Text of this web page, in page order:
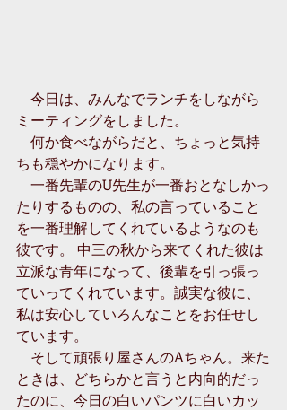
今日は、みんなでランチをしながら
ミーティングをしました。
何か食べながらだと、ちょっと気持
ちも穏やかになります。
一番先輩のU先生が一番おとなしかっ
たりするものの、私の言っていること
を一番理解してくれているようなのも
彼です。 中三の秋から来てくれた彼は
立派な青年になって、後輩を引っ張っ
ていってくれています。誠実な彼に、
私は安心していろんなことをお任せし
ています。
そして頑張り屋さんのAちゃん。来た
ときは、どちらかと言うと内向的だっ
たのに、今日の白いパンツに白いカッ